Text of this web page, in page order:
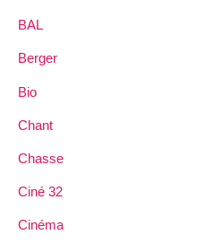
BAL
Berger
Bio
Chant
Chasse
Ciné 32
Cinéma